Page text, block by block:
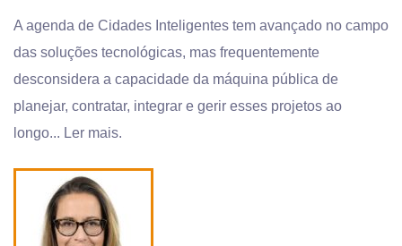
A agenda de Cidades Inteligentes tem avançado no campo
das soluções tecnológicas, mas frequentemente
desconsidera a capacidade da máquina pública de
planejar, contratar, integrar e gerir esses projetos ao
longo... Ler mais.